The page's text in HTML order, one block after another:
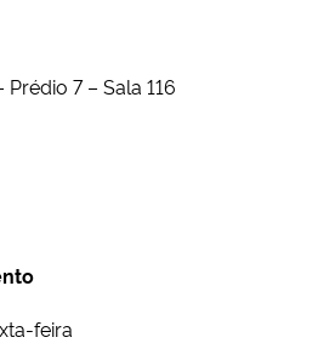
7 – Sala 116
feira